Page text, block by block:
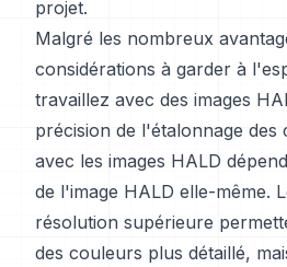
projet.
Malgré les nombreux
considérations à garder à
travaillez avec des images
précision de l'étalonnage des
avec les images HALD
de l'image HALD elle-même.
résolution supérieure
des couleurs plus détaillé,